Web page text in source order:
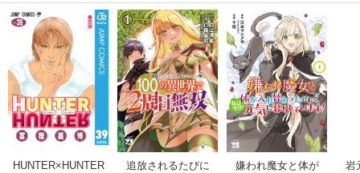
HUNTER×HUNTER
追放されるたびに
嫌われ魔女と体が
岩